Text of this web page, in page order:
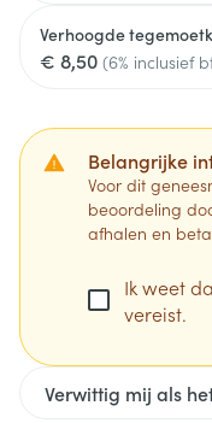
Verhoogde
€ 8,50 (6% inclusief
Belangrijke
Voor dit
beoordeling
afhalen en
Ik weet
vereist.
Verwittig mij als